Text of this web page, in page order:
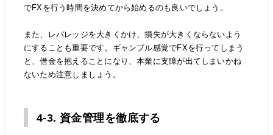
でFXを行う時間を決めてから始めるのも良いでしょう。
また、レバレッジを大きくかけ、損失が大きくならないよう
にすることも重要です。ギャンブル感覚でFXを行ってしまう
と、借金を抱えることになり、本業に支障が出てしまいかね
ないため注意しましょう。
4-3. 資金管理を徹底する